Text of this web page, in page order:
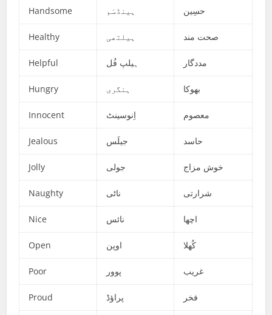
Handsome ہینڈسَم حسِین
Healthy ہیلتھی صحت مند
Helpful ہیلپ فُل مددگار
Hungry ہنگری بھوکا
Innocent اِنوسینٹ معصوم
Jealous جیلَس حاسد
Jolly جولی خوش مزاج
Naughty ناٹی شرارتی
Nice نائس اچھا
Open اوپن کُھلا
Poor پوور غریب
Proud پراؤڈ فخر